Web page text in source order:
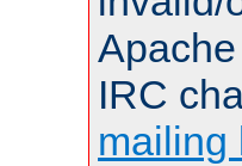
IRC
mailing